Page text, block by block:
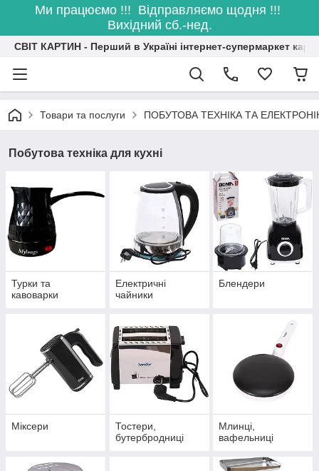
Ми працюємо !!! Відправляємо щодня !!!
Вихідний сб.-нед.
СВІТ КАРТИН - Перший в Україні інтернет-супермаркет
Товари та послуги ПОБУТОВА ТЕХНІКА ТА
Побутова техніка для кухні
Турки та
кавоварки
Електричні
чайники
Блендери
Міксери
Тостери,
бутербродниці
Млинці,
вафельниці